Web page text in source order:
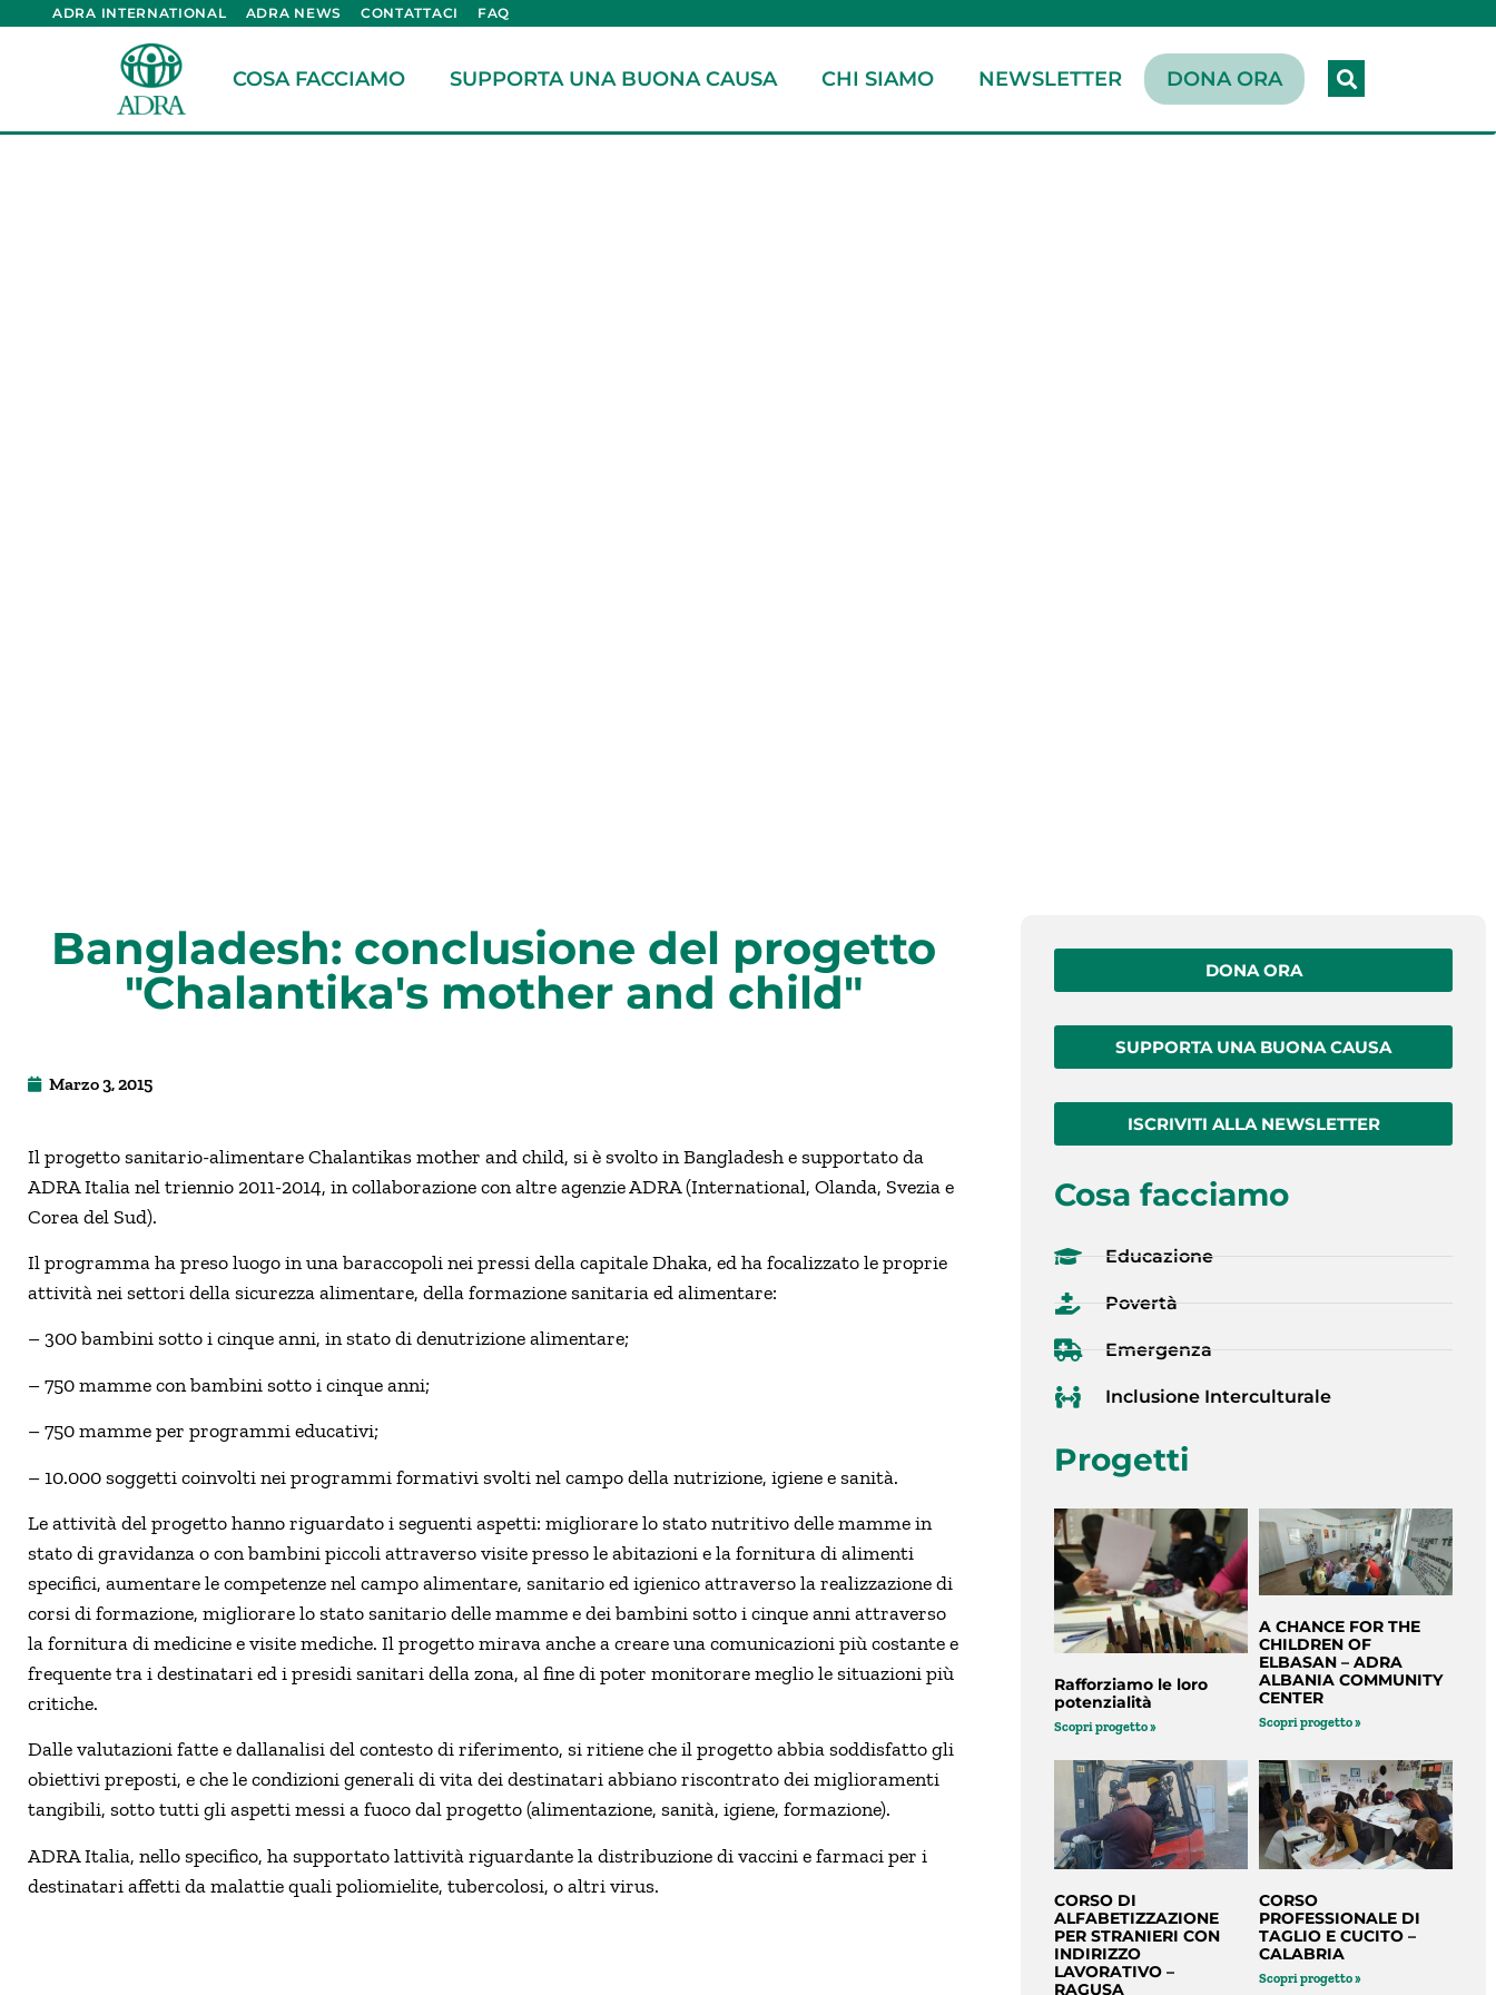
ADRA INTERNATIONAL ADRA NEWS CONTATTACI FAQ
COSA FACCIAMO SUPPORTA UNA BUONA CAUSA CHI SIAMO NEWSLETTER DONA ORA
Bangladesh: conclusione del progetto
"Chalantika's mother and child"
Marzo 3, 2015
Il progetto sanitario-alimentare Chalantikas mother and child, si è svolto in Bangladesh e supportato da
ADRA Italia nel triennio 2011-2014, in collaborazione con altre agenzie ADRA (International, Olanda, Svezia e
Corea del Sud).
Il programma ha preso luogo in una baraccopoli nei pressi della capitale Dhaka, ed ha focalizzato le proprie
attività nei settori della sicurezza alimentare, della formazione sanitaria ed alimentare:
– 300 bambini sotto i cinque anni, in stato di denutrizione alimentare;
– 750 mamme con bambini sotto i cinque anni;
– 750 mamme per programmi educativi;
– 10.000 soggetti coinvolti nei programmi formativi svolti nel campo della nutrizione, igiene e sanità.
Le attività del progetto hanno riguardato i seguenti aspetti: migliorare lo stato nutritivo delle mamme in
stato di gravidanza o con bambini piccoli attraverso visite presso le abitazioni e la fornitura di alimenti
specifici, aumentare le competenze nel campo alimentare, sanitario ed igienico attraverso la realizzazione di
corsi di formazione, migliorare lo stato sanitario delle mamme e dei bambini sotto i cinque anni attraverso
la fornitura di medicine e visite mediche. Il progetto mirava anche a creare una comunicazioni più costante e
frequente tra i destinatari ed i presidi sanitari della zona, al fine di poter monitorare meglio le situazioni più
critiche.
Dalle valutazioni fatte e dallanalisi del contesto di riferimento, si ritiene che il progetto abbia soddisfatto gli
obiettivi preposti, e che le condizioni generali di vita dei destinatari abbiano riscontrato dei miglioramenti
tangibili, sotto tutti gli aspetti messi a fuoco dal progetto (alimentazione, sanità, igiene, formazione).
ADRA Italia, nello specifico, ha supportato lattività riguardante la distribuzione di vaccini e farmaci per i
destinatari affetti da malattie quali poliomielite, tubercolosi, o altri virus.
DONA ORA
SUPPORTA UNA BUONA CAUSA
ISCRIVITI ALLA NEWSLETTER
Cosa facciamo
Educazione
Povertà
Emergenza
Inclusione Interculturale
Progetti
Rafforziamo le loro
potenzialità
Scopri progetto »
A CHANCE FOR THE
CHILDREN OF
ELBASAN – ADRA
ALBANIA COMMUNITY
CENTER
Scopri progetto »
CORSO DI
ALFABETIZZAZIONE
PER STRANIERI CON
INDIRIZZO
LAVORATIVO –
RAGUSA
CORSO
PROFESSIONALE DI
TAGLIO E CUCITO –
CALABRIA
Scopri progetto »